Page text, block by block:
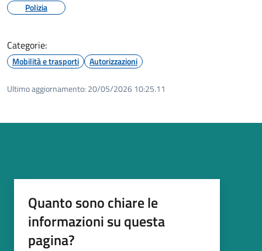
Polizia
Categorie:
Mobilità e trasporti Autorizzazioni
Ultimo aggiornamento: 20/05/2026 10:25.11
Quanto sono chiare le
informazioni su questa
pagina?